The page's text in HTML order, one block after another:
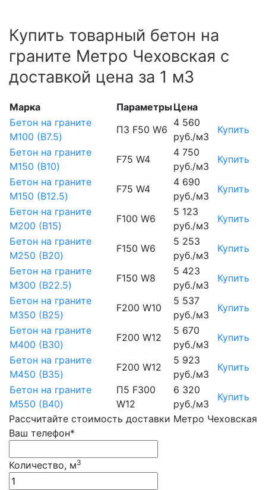
Купить товарный бетон на
граните Метро Чеховская с
доставкой цена за 1 м3
Марка ПараметрыЦена
Бетон на граните
М100 (B7.5)
П3 F50 W6
4 560
руб./м3
Купить
Бетон на граните
М150 (B10)
F75 W4
4 750
руб./м3
Купить
Бетон на граните
М150 (B12.5)
F75 W4
4 690
руб./м3
Купить
Бетон на граните
М200 (B15)
F100 W6
5 123
руб./м3
Купить
Бетон на граните
М250 (B20)
F150 W6
5 253
руб./м3
Купить
Бетон на граните
М300 (B22.5)
F150 W8
5 423
руб./м3
Купить
Бетон на граните
М350 (B25)
F200 W10
5 537
руб./м3
Купить
Бетон на граните
М400 (B30)
F200 W12
5 670
руб./м3
Купить
Бетон на граните
М450 (B35)
F200 W12
5 923
руб./м3
Купить
Бетон на граните
М550 (B40)
П5 F300
W12
6 320
руб./м3
Купить
Рассчитайте стоимость доставки Метро Чеховская
Ваш телефон*
Количество, м3